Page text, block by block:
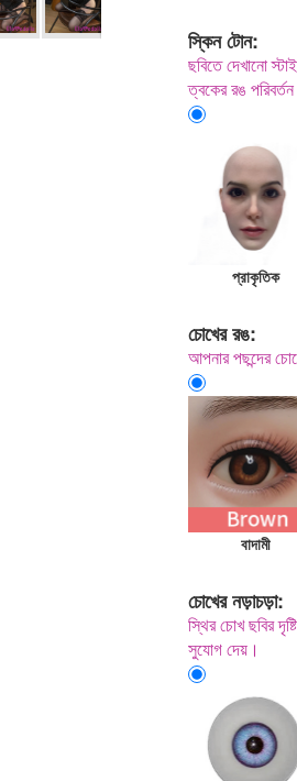
স্কিন টোন:
ছবিতে দেখানো
ত্বকের রঙ
প্রাকৃতিক
চোখের রঙ:
আপনার পছন্দের
বাদামী
চোখের নড়াচড়া:
স্থির চোখ ছবির
সুযোগ দেয়।